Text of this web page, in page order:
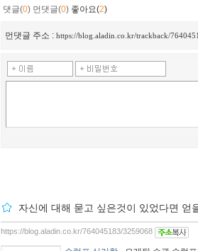
댓글(0) 먼댓글(0) 좋아요(2)
먼댓글 주소 : https://blog.aladin.co.kr/trackback/
자신에 대해 묻고 싶은것이 있었다면 얻
https://blog.aladin.co.kr/764045183/3259068